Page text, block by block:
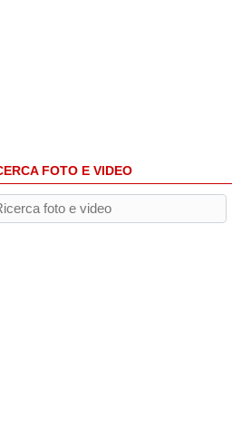
FOTO E VIDEO